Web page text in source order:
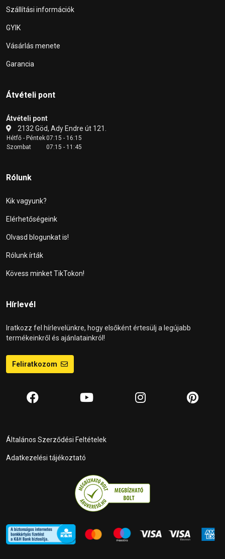
Szállítási információk
GYIK
Vásárlás menete
Garancia
Átvételi pont
Átvételi pont
2132 Göd, Ady Endre út 121.
Hétfő - Péntek07:15 - 16:15
Szombat
07:15 - 11:45
Rólunk
Kik vagyunk?
Elérhetőségeink
Olvasd blogunkat is!
Rólunk írták
Kövess minket TikTokon!
Hírlevél
Iratkozz fel hírlevelünkre, hogy elsőként értesülj a legújabb
termékeinkről és ajánlatainkról!
Feliratkozom
Általános Szerződési Feltételek
Adatkezelési tájékoztató